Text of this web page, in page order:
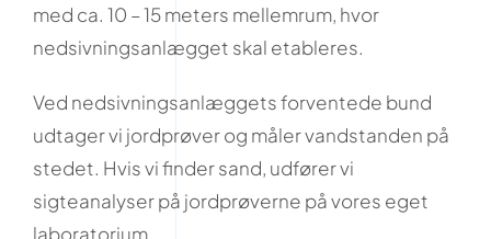
med ca. 10 – 15 meters mellemrum, hvor
nedsivningsanlægget skal etableres.
Ved nedsivningsanlæggets forventede bund
udtager vi jordprøver og måler vandstanden på
stedet. Hvis vi finder sand, udfører vi
sigteanalyser på jordprøverne på vores eget
laboratorium.